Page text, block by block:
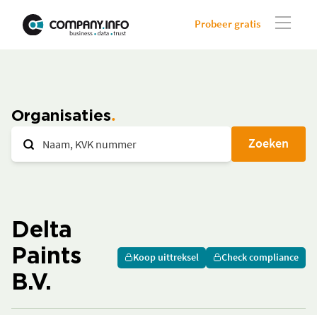
Probeer gratis
Organisaties
Zoeken
Delta
Paints
B.V.
Koop uittreksel Check compliance